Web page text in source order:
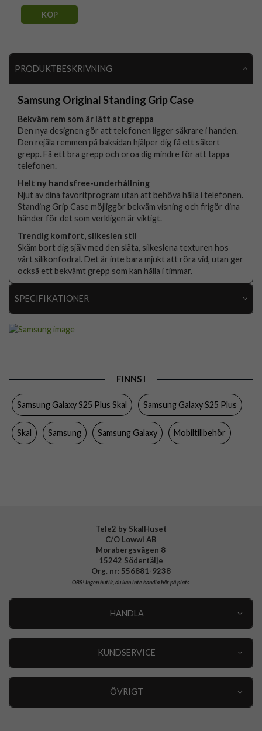
KÖP
PRODUKTBESKRIVNING
Samsung Original Standing Grip Case
Bekväm rem som är lätt att greppa
Den nya designen gör att telefonen ligger säkrare i handen.
Den rejäla remmen på baksidan hjälper dig få ett säkert
grepp. Få ett bra grepp och oroa dig mindre för att tappa
telefonen.
Helt ny handsfree-underhållning
Njut av dina favoritprogram utan att behöva hålla i telefonen.
Standing Grip Case möjliggör bekväm visning och frigör dina
händer för det som verkligen är viktigt.
Trendig komfort, silkeslen stil
Skäm bort dig själv med den släta, silkeslena texturen hos
vårt silikonfodral. Det är inte bara mjukt att röra vid, utan ger
också ett bekvämt grepp som kan hålla i timmar.
SPECIFIKATIONER
Grepp/hållare, Stativfunktion
Färg Svart
Material Hårdplast (PC), PU (Polyuretan)
Varumärke Samsung
FINNS I
Samsung Galaxy S25 Plus Skal Samsung Galaxy S25 Plus
Skal Samsung Samsung Galaxy Mobiltillbehör
Tele2 by SkalHuset
C/O Lowwi AB
Morabergsvägen 8
15242 Södertälje
Org. nr: 556881-9238
OBS!Ingen butik, du kan inte handla här på plats
HANDLA
KUNDSERVICE
ÖVRIGT